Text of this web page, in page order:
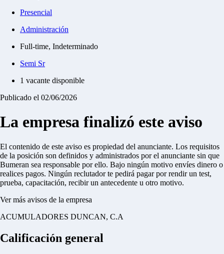
Presencial
Administración
Full-time, Indeterminado
Semi Sr
1 vacante disponible
Publicado el 02/06/2026
La empresa finalizó este aviso
El contenido de este aviso es propiedad del anunciante. Los requisitos
de la posición son definidos y administrados por el anunciante sin que
Bumeran sea responsable por ello. Bajo ningún motivo envíes dinero o
realices pagos. Ningún reclutador te pedirá pagar por rendir un test,
prueba, capacitación, recibir un antecedente u otro motivo.
Ver más avisos de la empresa
ACUMULADORES DUNCAN, C.A
Calificación general